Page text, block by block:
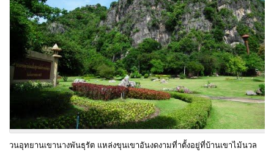
วนอุทยานเขานางพันธุรัต แหล่งขุนเขาอันงดงามที่าตั้งอยู่ที่บ้านเขาไม้นวล